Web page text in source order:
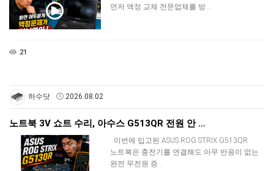
먼저 액정 교체 전문업체를 방…
21
하수닷 2026.08.02
노트북 3V 쇼트 수리, 아수스 G513QR 전원 안 …
이번에 입고된 ASUS ROG STRIX G513QR
노트북은 충전기를 연결해도 아무 반응이 없는
완전 무전원 증…